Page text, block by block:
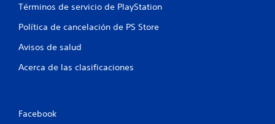
Términos de servicio de PlayStation
Política de cancelación de PS Store
Avisos de salud
Acerca de las clasificaciones
Facebook